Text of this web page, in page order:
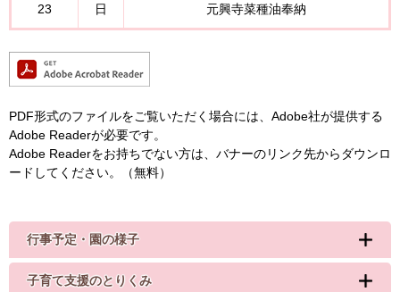
23 日 元興寺菜種油奉納
PDF形式のファイルをご覧いただく場合には、Adobe社が提供する
Adobe Readerが必要です。
Adobe Readerをお持ちでない方は、バナーのリンク先からダウンロ
ードしてください。（無料）
行事予定・園の様子
子育て支援のとりくみ